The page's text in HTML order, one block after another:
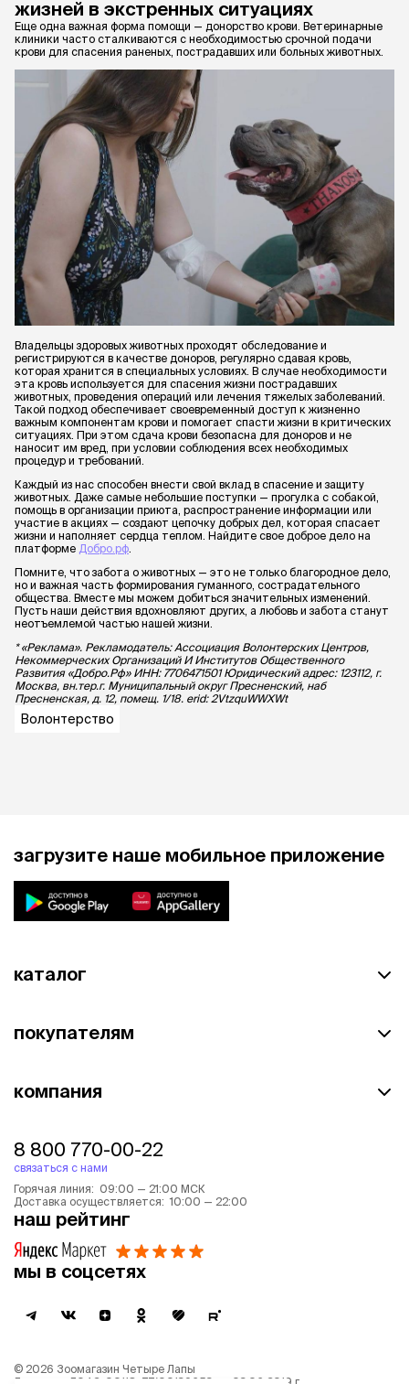
жизней в экстренных ситуациях
Еще одна важная форма помощи — донорство крови. Ветеринарные
клиники часто сталкиваются с необходимостью срочной подачи
крови для спасения раненых, пострадавших или больных животных.
Владельцы здоровых животных проходят обследование и
регистрируются в качестве доноров, регулярно сдавая кровь,
которая хранится в специальных условиях. В случае необходимости
эта кровь используется для спасения жизни пострадавших
животных, проведения операций или лечения тяжелых заболеваний.
Такой подход обеспечивает своевременный доступ к жизненно
важным компонентам крови и помогает спасти жизни в критических
ситуациях. При этом сдача крови безопасна для доноров и не
наносит им вред, при условии соблюдения всех необходимых
процедур и требований.
Каждый из нас способен внести свой вклад в спасение и защиту
животных. Даже самые небольшие поступки — прогулка с собакой,
помощь в организации приюта, распространение информации или
участие в акциях — создают цепочку добрых дел, которая спасает
жизни и наполняет сердца теплом. Найдите свое доброе дело на
платформе Добро.рф
Помните, что забота о животных — это не только благородное дело,
но и важная часть формирования гуманного, сострадательного
общества. Вместе мы можем добиться значительных изменений.
Пусть наши действия вдохновляют других, а любовь и забота станут
неотъемлемой частью нашей жизни.
* «Реклама». Рекламодатель: Ассоциация Волонтерских Центров,
Некоммерческих Организаций И Институтов Общественного
Развития «Добро.Рф» ИНН: 7706471501 Юридический адрес: 123112, г.
Москва, вн.тер.г. Муниципальный округ Пресненский, наб
Пресненская, д. 12, помещ. 1/18. erid: 2VtzquWWXWt
Волонтерство
загрузите наше мобильное приложение
каталог
покупателям
компания
8 800 770-00-22
связаться с нами
Горячая линия: 09:00 — 21:00 МСК
Доставка осуществляется: 10:00 — 22:00
наш рейтинг
мы в соцсетях
© 2026 Зоомагазин Четыре Лапы